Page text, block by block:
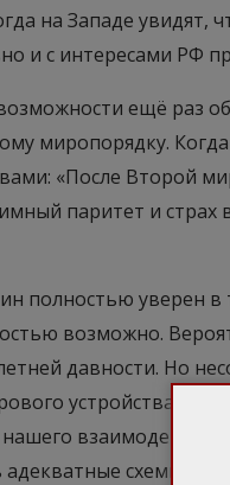
на Западе
и с интересами РФ
ещё раз
миропорядку.
«После Второй
паритет и страх
полностью уверен в
возможно.
давности. Но
устройства.
схемы